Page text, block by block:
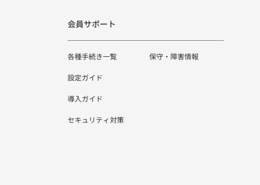
会員サポート
各種手続き一覧
設定ガイド
導入ガイド
セキュリティ対策
保守・障害情報